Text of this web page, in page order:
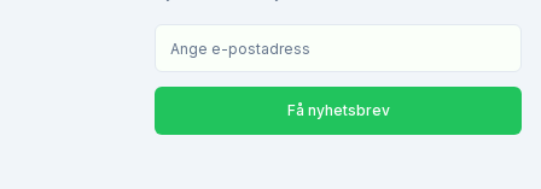
Få nyhetsbrev